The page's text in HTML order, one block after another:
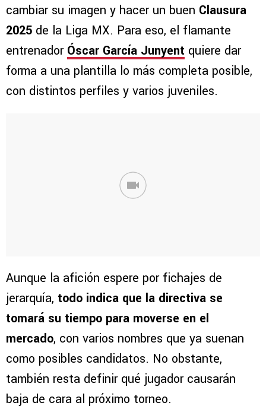
cambiar su imagen y hacer un buen Clausura
2025 de la Liga MX. Para eso, el flamante
entrenador Óscar García Junyent quiere dar
forma a una plantilla lo más completa posible,
con distintos perfiles y varios juveniles.
Aunque la afición espere por fichajes de
jerarquía, todo indica que la directiva se
tomará su tiempo para moverse en el
mercado, con varios nombres que ya suenan
como posibles candidatos. No obstante,
también resta definir qué jugador causarán
baja de cara al próximo torneo.